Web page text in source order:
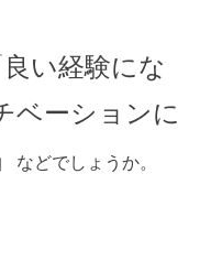
良い経験にな
ベーションに
などでしょうか。